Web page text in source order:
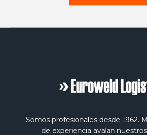
Somos profesionales desde 1962.
de experiencia avalan